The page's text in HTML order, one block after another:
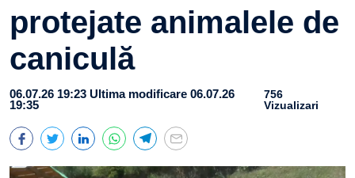
protejate animalele de
caniculă
06.07.26 19:23 Ultima modificare 06.07.26
19:35
756
Vizualizari